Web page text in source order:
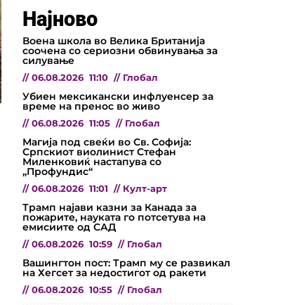
Најново
Воена школа во Велика Британија
соочена со сериозни обвинувања за
силување
// 06.08.2026 11:10 // Глобал
Убиен мексикански инфлуенсер за
време на пренос во живо
// 06.08.2026 11:05 // Глобал
Магија под свеќи во Св. Софија:
Српскиот виолинист Стефан
Миленковиќ настапува со
„Профундис“
// 06.08.2026 11:01 // Култ-арт
Трамп најави казни за Канада за
пожарите, науката го потсетува на
емисиите од САД
// 06.08.2026 10:59 // Глобал
Вашингтон пост: Трамп му се развикал
на Хегсет за недостигот од ракети
// 06.08.2026 10:55 // Глобал